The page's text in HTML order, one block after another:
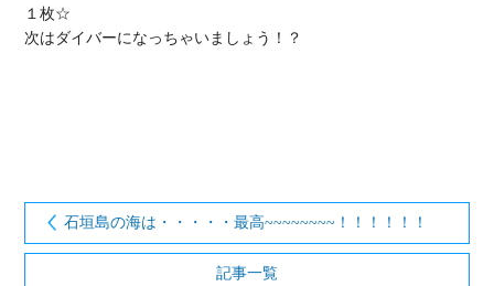
１枚☆
次はダイバーになっちゃいましょう！？
石垣島の海は・・・・・最高~~~~~~~~！！！！！！
記事一覧